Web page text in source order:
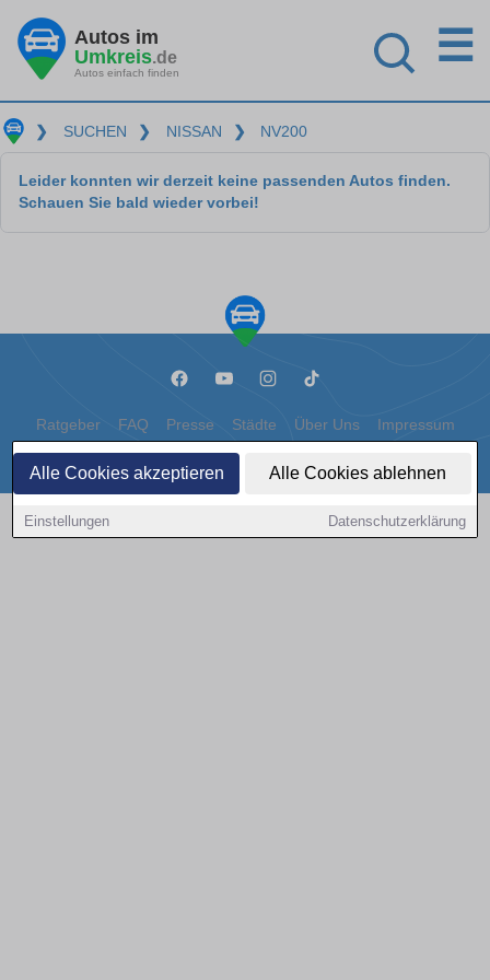
Alle Cookies akzeptieren Alle Cookies ablehnen
Einstellungen Datenschutzerklärung
Autos im
Umkreis.de
Autos einfach finden
☰
❯ SUCHEN ❯ NISSAN ❯ NV200
Leider konnten wir derzeit keine passenden Autos finden.
Schauen Sie bald wieder vorbei!
Ratgeber FAQ Presse Städte Über Uns Impressum
Datenschutz Cookies
Copyright © 2000 - 2026 | 1A Infosysteme GmbH | Content by: 1a-sites-autos